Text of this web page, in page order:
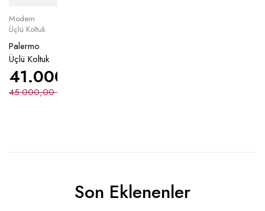
Modern
Üçlü Koltuk
Palermo
Üçlü Koltuk
45.000,00
41.000,00
Son Eklenenler